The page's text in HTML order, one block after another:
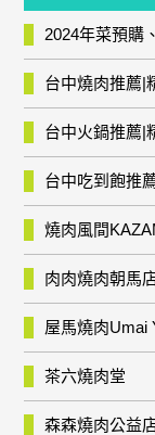
台中燒肉推薦|
台中吃到飽推
燒肉風間
肉肉燒肉朝馬
屋馬燒肉Umai
茶六燒肉堂
森森燒肉公益